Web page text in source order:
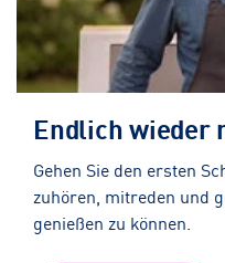
Endlich wieder
Gehen Sie den ersten
zuhören, mitreden und
genießen zu können.